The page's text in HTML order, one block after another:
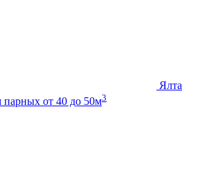
Ялта
парных от 40 до 50м3